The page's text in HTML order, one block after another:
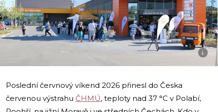
i
Poslední červnový víkend 2026 přinesl do Česka
červenou výstrahu ČHMÚ, teploty nad 37 °C v Polabí,